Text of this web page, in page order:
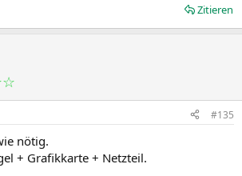
Zitieren
#135
nötig.
+ Grafikkarte + Netzteil.